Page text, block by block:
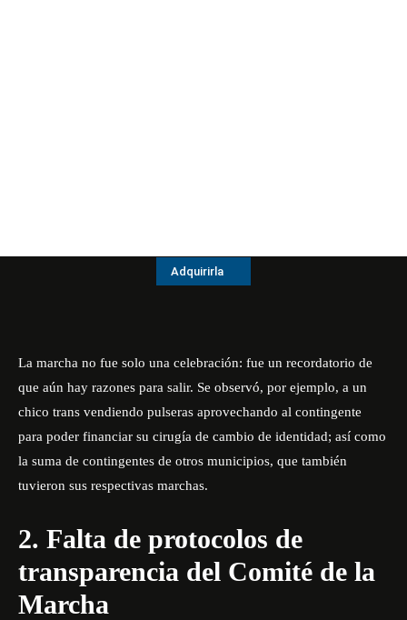
Adquirirla
La marcha no fue solo una celebración: fue un recordatorio de
que aún hay razones para salir. Se observó, por ejemplo, a un
chico trans vendiendo pulseras aprovechando al contingente
para poder financiar su cirugía de cambio de identidad; así como
la suma de contingentes de otros municipios, que también
tuvieron sus respectivas marchas.
2. Falta de protocolos de
transparencia del Comité de la
Marcha